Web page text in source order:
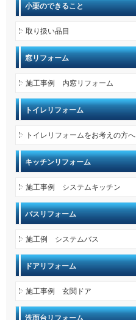
小栗のできること
取り扱い品目
窓リフォーム
施工事例 内窓リフォーム
トイレリフォーム
トイレリフォームをお考えの方へ
キッチンリフォーム
施工事例 システムキッチン
バスリフォーム
施工例 システムバス
ドアリフォーム
施工事例 玄関ドア
洗面台リフォーム